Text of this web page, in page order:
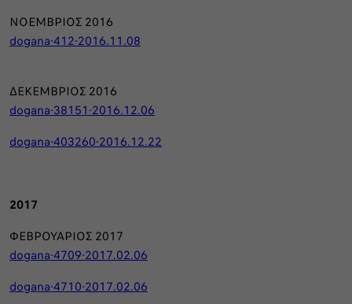
ΝΟΕΜΒΡΙΟΣ 2016
dogana-412-2016.11.08
ΔΕΚΕΜΒΡΙΟΣ 2016
dogana-38151-2016.12.06
dogana-403260-2016.12.22
2017
ΦΕΒΡΟΥΑΡΙΟΣ 2017
dogana-4709-2017.02.06
dogana-4710-2017.02.06